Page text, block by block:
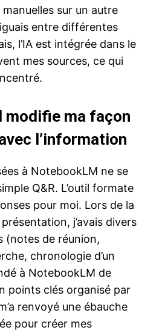
sur un autre
entre différentes
l’IA est intégrée dans le
mes sources, ce qui
modifie ma façon
l’information
à NotebookLM ne se
Q&R. L’outil formate
pour moi. Lors de la
j’avais divers
(notes de réunion,
chronologie d’un
à NotebookLM de
points clés organisé par
renvoyé une ébauche
pour créer mes